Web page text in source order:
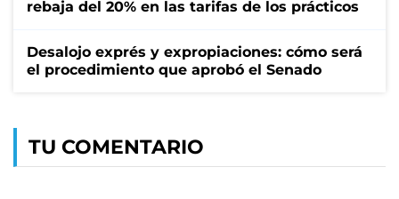
rebaja del 20% en las tarifas de los prácticos
Desalojo exprés y expropiaciones: cómo será
el procedimiento que aprobó el Senado
TU COMENTARIO